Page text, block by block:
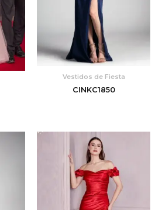
Vestidos de Fiesta
CINKC1850